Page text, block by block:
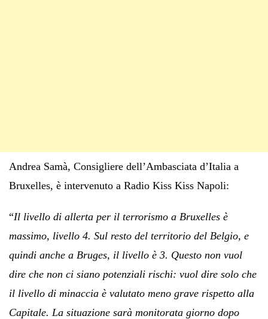
Andrea Samà, Consigliere dell’Ambasciata d’Italia a
Bruxelles, è intervenuto a Radio Kiss Kiss Napoli:
“Il livello di allerta per il terrorismo a Bruxelles è
massimo, livello 4. Sul resto del territorio del Belgio, e
quindi anche a Bruges, il livello è 3. Questo non vuol
dire che non ci siano potenziali rischi: vuol dire solo che
il livello di minaccia è valutato meno grave rispetto alla
Capitale. La situazione sarà monitorata giorno dopo